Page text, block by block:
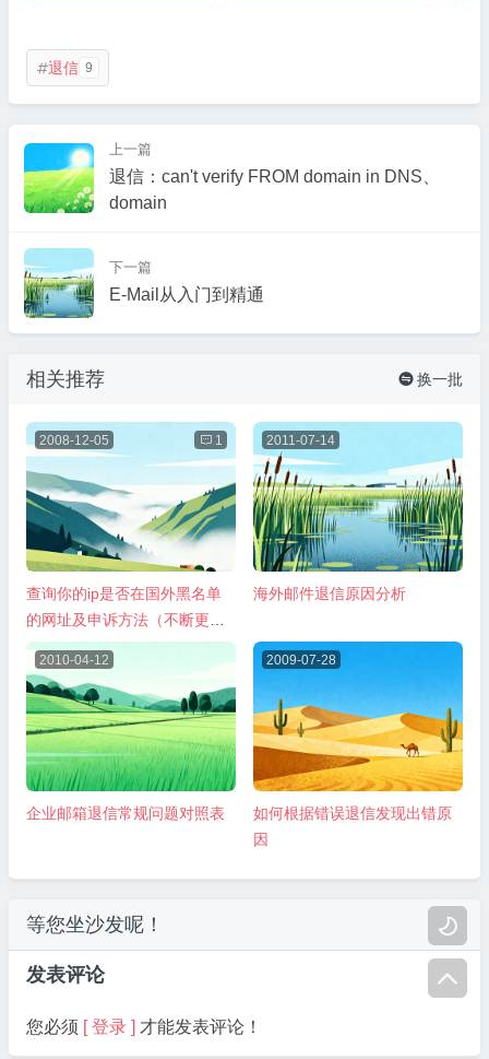


退信 9
上一篇
退信：can't verify FROM domain in DNS、
domain
下一篇
E-Mail从入门到精通
相关推荐  换一批
2008-12-05  1
查询你的ip是否在国外黑名单
的网址及申诉方法（不断更
新）
2011-07-14
海外邮件退信原因分析
2010-04-12
企业邮箱退信常规问题对照表
2009-07-28
如何根据错误退信发现出错原
因
等您坐沙发呢！
发表评论
您必须 [ 登录 ] 才能发表评论！